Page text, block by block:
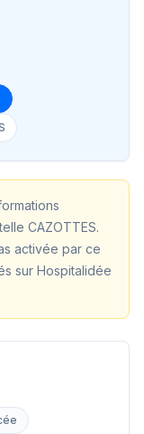
CAZOTTES.
activée par ce
sur Hospitalidée